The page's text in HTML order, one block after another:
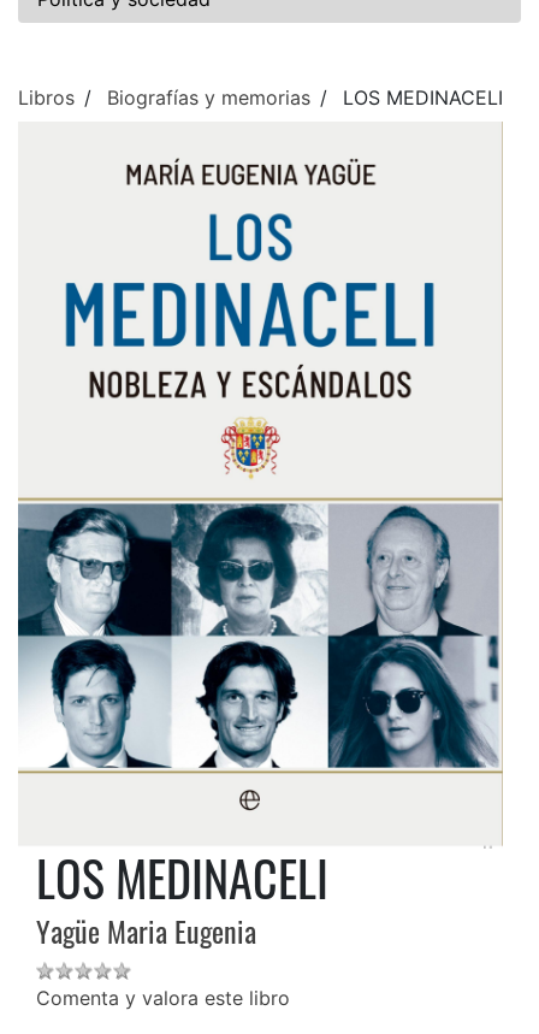
Libros Biografías y memorias LOS MEDINACELI
LOS MEDINACELI
Yagüe Maria Eugenia
Comenta y valora este libro